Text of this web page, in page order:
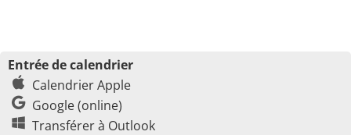
Entrée de calendrier
Calendrier Apple
Google (online)
Transférer à Outlook